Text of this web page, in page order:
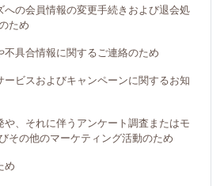
への会員情報の変更手続きおよび退会処
ため
不具合情報に関するご連絡のため
ービスおよびキャンペーンに関するお知
や、それに伴うアンケート調査またはモ
その他のマーケティング活動のため
め